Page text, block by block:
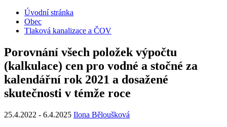
Úvodní stránka
Obec
Tlaková kanalizace a ČOV
Porovnání všech položek výpočtu
(kalkulace) cen pro vodné a stočné za
kalendářní rok 2021 a dosažené
skutečnosti v témže roce
25.4.2022 - 6.4.2025 Ilona Běloušková